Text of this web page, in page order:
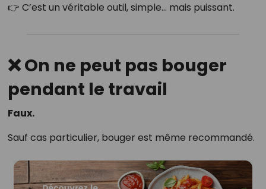
👉 C’est un véritable outil, simple… mais puissant.
❌ On ne peut pas bouger
pendant le travail
Faux.
Sauf cas particulier, bouger est même recommandé.